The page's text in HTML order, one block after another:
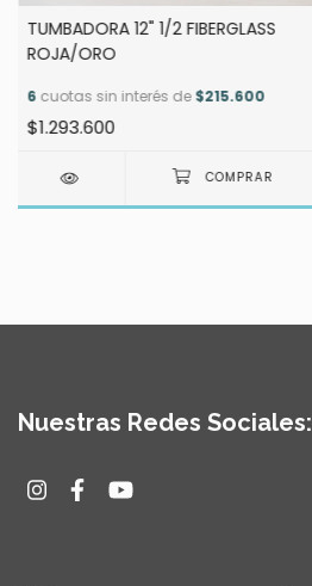
TUMBADORA 12" 1/2 FIBERGLASS
ROJA/ORO
6 cuotas sin interés de$215.600
$1.293.600
Nuestras Redes Sociales: